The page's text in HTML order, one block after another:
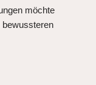
möchte
bewussteren